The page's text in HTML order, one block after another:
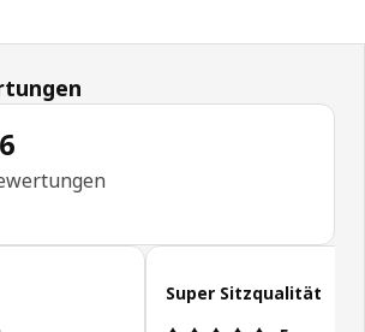
4.2 von 5 Sterne Alle Bewertungen:
überspringen
Super Sitzqualität